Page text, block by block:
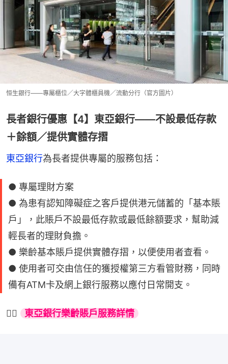
恒生銀行——專屬櫃位／大字體櫃員機／流動分行（官方圖片）
長者銀行優惠【4】東亞銀行——不設最低存款
＋餘額／提供實體存摺
東亞銀行為長者提供專屬的服務包括：
● 專屬理財方案
● 為患有認知障礙症之客戶提供港元儲蓄的「基本賬
戶」，此賬戶不設最低存款或最低餘額要求，幫助減
輕長者的理財負擔。
● 樂齡基本賬戶提供實體存摺，以便使用者查看。
● 使用者可交由信任的獲授權第三方看管財務，同時
備有ATM卡及網上銀行服務以應付日常開支。
👉🏻 東亞銀行樂齡賬戶服務詳情